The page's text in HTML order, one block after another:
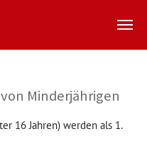
Minderjährigen
16 Jahren) werden als 1.